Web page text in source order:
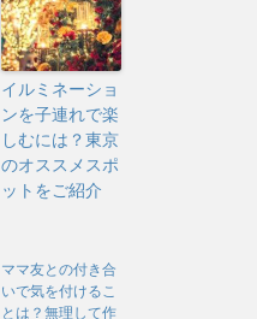
イルミネーショ
ンを子連れで楽
しむには？東京
のオススメスポ
ットをご紹介
ママ友との付き合
いで気を付けるこ
とは？無理して作